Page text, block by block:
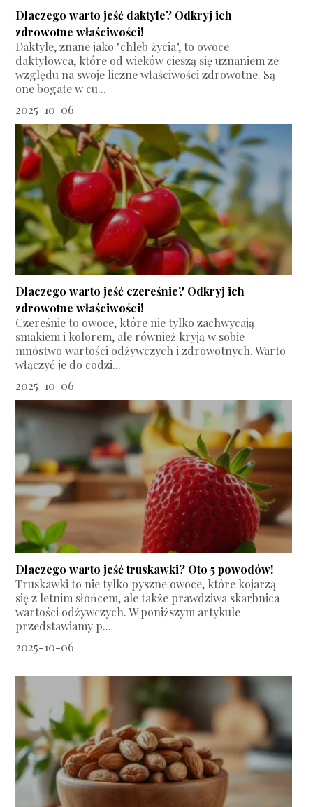
Dlaczego warto jeść daktyle? Odkryj ich
zdrowotne właściwości!
Daktyle, znane jako "chleb życia", to owoce
daktylowca, które od wieków cieszą się uznaniem ze
względu na swoje liczne właściwości zdrowotne. Są
one bogate w cu...
2025-10-06
Dlaczego warto jeść czereśnie? Odkryj ich
zdrowotne właściwości!
Czereśnie to owoce, które nie tylko zachwycają
smakiem i kolorem, ale również kryją w sobie
mnóstwo wartości odżywczych i zdrowotnych. Warto
włączyć je do codzi...
2025-10-06
Dlaczego warto jeść truskawki? Oto 5 powodów!
Truskawki to nie tylko pyszne owoce, które kojarzą
się z letnim słońcem, ale także prawdziwa skarbnica
wartości odżywczych. W poniższym artykule
przedstawiamy p...
2025-10-06